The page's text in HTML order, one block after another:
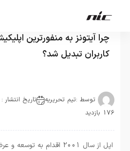
چرا آیتونز به منفورترین
کاربران تبدیل شد؟
توسط :تیم تحریریه تاریخ انتشار : 2019-06-24
176 بازدید
اپل از سال 2001 اقدام به